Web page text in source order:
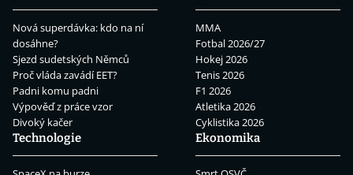
Nová superdávka: kdo na ní
dosáhne?
Sjezd sudetských Němců
Proč vláda zavádí EET?
Padni komu padni
Výpověď z práce vzor
Divoký kačer
MMA
Fotbal 2026/27
Hokej 2026
Tenis 2026
F1 2026
Atletika 2026
Cyklistika 2026
Technologie
Ekonomika